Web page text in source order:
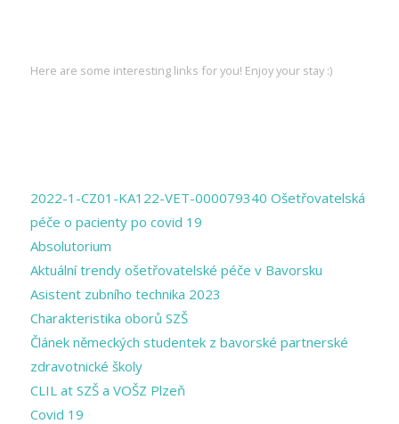
Here are some interesting links for you! Enjoy your stay :)
2022-1-CZ01-KA122-VET-000079340 Ošetřovatelská
péče o pacienty po covid 19
Absolutorium
Aktuální trendy ošetřovatelské péče v Bavorsku
Asistent zubního technika 2023
Charakteristika oborů SZŠ
Článek německých studentek z bavorské partnerské
zdravotnické školy
CLIL at SZŠ a VOŠZ Plzeň
Covid 19